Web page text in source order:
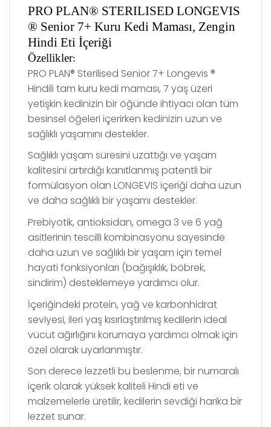
PRO PLAN® STERILISED LONGEVIS
® Senior 7+ Kuru Kedi Maması, Zengin
Hindi Eti İçeriği
Özellikler:
PRO PLAN® Sterilised Senior 7+ Longevis ®
Hindili tam kuru kedi maması, 7 yaş üzeri
yetişkin kedinizin bir öğünde ihtiyacı olan tüm
besinsel öğeleri içerirken kedinizin uzun ve
sağlıklı yaşamını destekler.
Sağlıklı yaşam süresini uzattığı ve yaşam
kalitesini artırdığı kanıtlanmış patentli bir
formülasyon olan LONGEVIS içeriği daha uzun
ve daha sağlıklı bir yaşamı destekler.
Prebiyotik, antioksidan, omega 3 ve 6 yağ
asitlerinin tescilli kombinasyonu sayesinde
daha uzun ve sağlıklı bir yaşam için temel
hayati fonksiyonları (bağışıklık, böbrek,
sindirim) desteklemeye yardımcı olur.
İçeriğindeki protein, yağ ve karbonhidrat
seviyesi, ileri yaş kısırlaştırılmış kedilerin ideal
vücut ağırlığını korumaya yardımcı olmak için
özel olarak uyarlanmıştır.
Son derece lezzetli bu beslenme, bir numaralı
içerik olarak yüksek kaliteli Hindi eti ve
malzemelerle üretilir, kedilerin sevdiği harika bir
lezzet sunar.